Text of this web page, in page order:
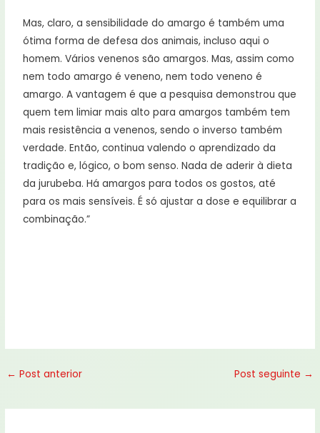
Mas, claro, a sensibilidade do amargo é também uma
ótima forma de defesa dos animais, incluso aqui o
homem. Vários venenos são amargos. Mas, assim como
nem todo amargo é veneno, nem todo veneno é
amargo. A vantagem é que a pesquisa demonstrou que
quem tem limiar mais alto para amargos também tem
mais resistência a venenos, sendo o inverso também
verdade. Então, continua valendo o aprendizado da
tradição e, lógico, o bom senso. Nada de aderir à dieta
da jurubeba. Há amargos para todos os gostos, até
para os mais sensíveis. É só ajustar a dose e equilibrar a
combinação.”
← Post anterior Post seguinte →